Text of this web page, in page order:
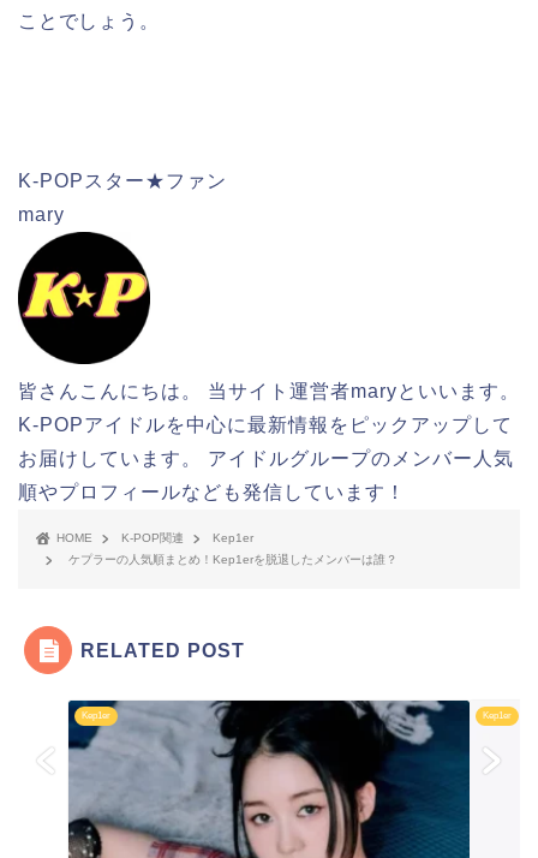
ことでしょう。
K-POPスター★ファン
mary
皆さんこんにちは。 当サイト運営者maryといいます。
K-POPアイドルを中心に最新情報をピックアップして
お届けしています。 アイドルグループのメンバー人気
順やプロフィールなども発信しています！
HOME K-POP関連
Kep1er
ケプラーの人気順まとめ！Kep1erを脱退したメンバーは誰？
RELATED POST
Kep1er Kep1er